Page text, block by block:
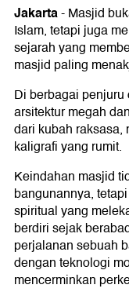
Jakarta-Masjid
Islam, tetapi juga
sejarah yang
masjid paling
Di berbagai
arsitektur megah
dari kubah raksasa,
kaligrafi yang rumit.
Keindahan masjid
bangunannya,
spiritual yang
berdiri sejak
perjalanan sebuah
dengan teknologi
mencerminkan